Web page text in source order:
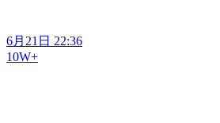
6月21日 22:36
10W+